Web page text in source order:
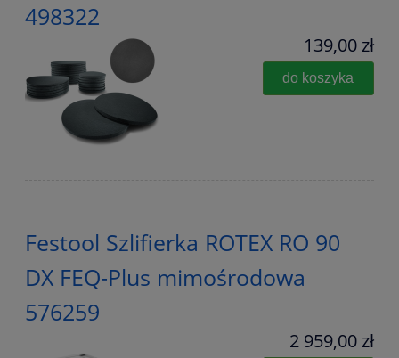
498322
139,00 zł
do koszyka
Festool Szlifierka ROTEX RO 90
DX FEQ-Plus mimośrodowa
576259
2 959,00 zł